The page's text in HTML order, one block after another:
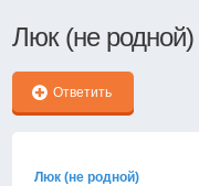
Люк (не родной)
Ответить
Люк (не родной)